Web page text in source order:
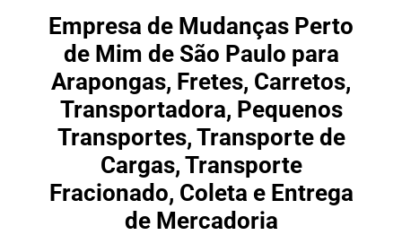
Empresa de Mudanças Perto
de Mim de São Paulo para
Arapongas, Fretes, Carretos,
Transportadora, Pequenos
Transportes, Transporte de
Cargas, Transporte
Fracionado, Coleta e Entrega
de Mercadoria